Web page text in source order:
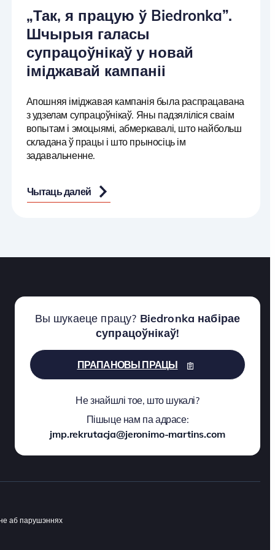
„Так, я працую ў Biedronka”.
Шчырыя галасы
супрацоўнікаў у новай
іміджавай кампаніі
Апошняя іміджавая кампанія была распрацавана
з удзелам супрацоўнікаў. Яны падзяліліся сваім
вопытам і эмоцыямі, абмеркавалі, што найбольш
складана ў працы і што прыносіць ім
задавальненне.
Чытаць далей
Вы шукаеце працу? Biedronka набірае
супрацоўнікаў!
ПРАПАНОВЫ ПРАЦЫ
Не знайшлі тое, што шукалі?
Пішыце нам па адрасе:
jmp.rekrutacja@jeronimo-martins.com
аб парушэннях